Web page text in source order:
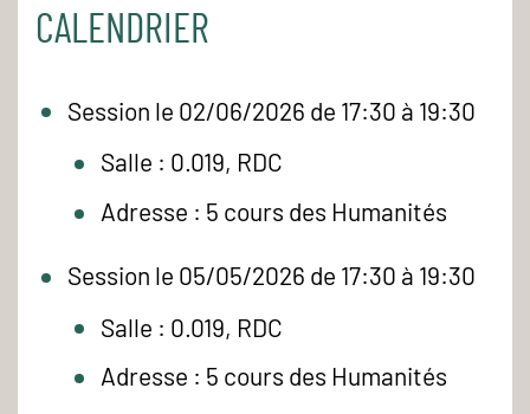
CALENDRIER
Session le 02/06/2026 de 17:30 à 19:30
Salle : 0.019, RDC
Adresse : 5 cours des Humanités
Session le 05/05/2026 de 17:30 à 19:30
Salle : 0.019, RDC
Adresse : 5 cours des Humanités